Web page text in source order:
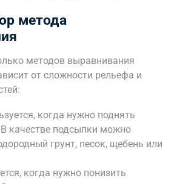
метода
методов выравнивания
от сложности рельефа и
когда нужно поднять
В качестве подсыпки можно
грунт, песок, щебень или
когда нужно понизить